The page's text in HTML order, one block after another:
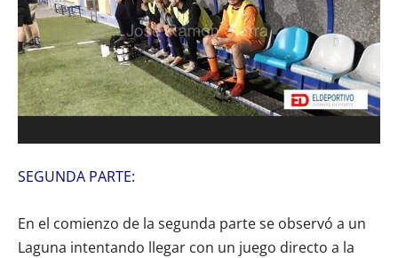
SEGUNDA PARTE:
En el comienzo de la segunda parte se observó a un
Laguna intentando llegar con un juego directo a la